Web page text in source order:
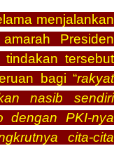
menjalankan
Presiden
tersebut
bagi “rakyat
nasib sendiri
dengan PKI-nya
cita-cita